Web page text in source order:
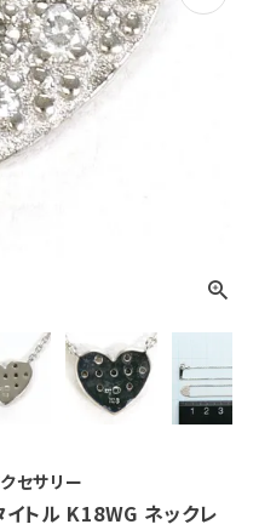
Next
セサリー
イトル K18WG ネックレ